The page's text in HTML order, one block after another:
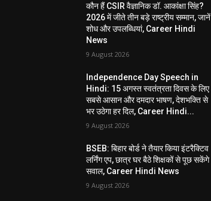
कौन हैं CSIR वैज्ञानिक डॉ. आकांक्षा सिंह?
2026 में जीते तीन बड़े राष्ट्रीय सम्मान, जानें
शोध और उपलब्धियां, Career Hindi
News
9 August 2026
Independence Day Speech in
Hindi: 15 अगस्त स्वतंत्रता दिवस के लिए
सबसे आसान और दमदार भाषण, देशभक्ति से
भर उठेगा हर दिल, Career Hindi...
9 August 2026
BSEB: बिहार बोर्ड ने तैयार किया इंटरैक्टिव
लर्निंग एप, छात्र घर बैठे शिक्षकों से पूछ सकेंगे
सवाल, Career Hindi News
9 August 2026